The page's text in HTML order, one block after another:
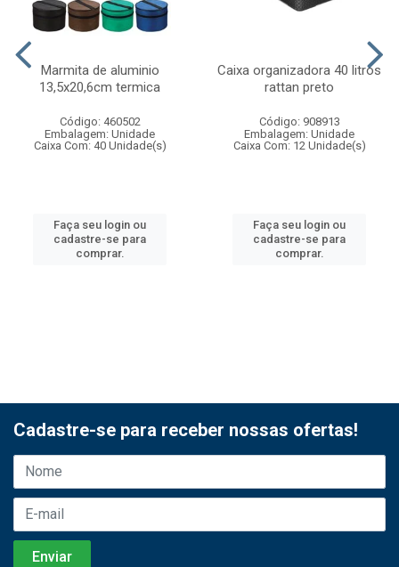
Marmita de aluminio
13,5x20,6cm termica
Código: 460502
Embalagem: Unidade
Caixa Com: 40 Unidade(s)
Faça seu login ou
cadastre-se para
comprar.
Caixa organizadora 40 litros
rattan preto
Código: 908913
Embalagem: Unidade
Caixa Com: 12 Unidade(s)
Faça seu login ou
cadastre-se para
comprar.
Cadastre-se para receber nossas ofertas!